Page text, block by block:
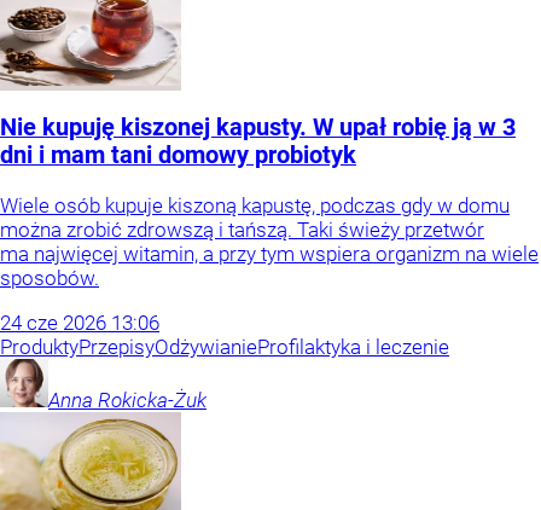
Nie kupuję kiszonej kapusty. W upał robię ją w 3
dni i mam tani domowy probiotyk
Wiele osób kupuje kiszoną kapustę, podczas gdy w domu
można zrobić zdrowszą i tańszą. Taki świeży przetwór
ma najwięcej witamin, a przy tym wspiera organizm na wiele
sposobów.
24 cze 2026 13:06
ProduktyPrzepisyOdżywianieProfilaktyka i leczenie
Anna Rokicka-Żuk